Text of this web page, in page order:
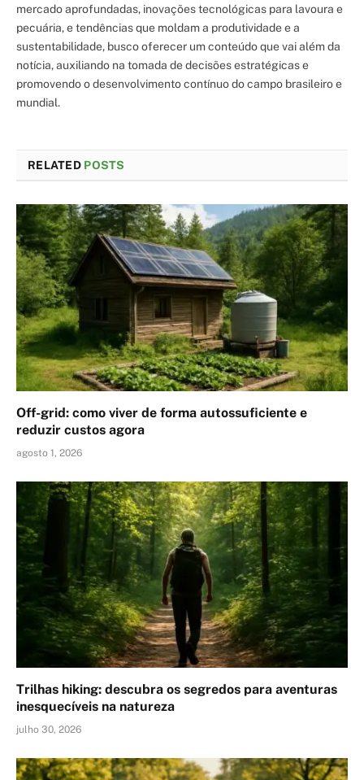
mercado aprofundadas, inovações tecnológicas para lavoura e
pecuária, e tendências que moldam a produtividade e a
sustentabilidade, busco oferecer um conteúdo que vai além da
notícia, auxiliando na tomada de decisões estratégicas e
promovendo o desenvolvimento contínuo do campo brasileiro e
mundial.
RELATED POSTS
Off-grid: como viver de forma autossuficiente e
reduzir custos agora
agosto 1, 2026
Trilhas hiking: descubra os segredos para aventuras
inesquecíveis na natureza
julho 30, 2026